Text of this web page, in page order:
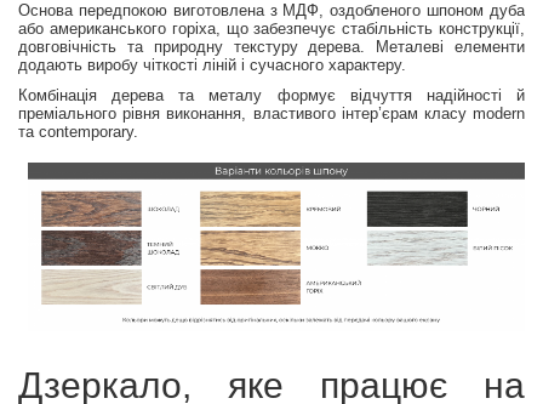
Основа передпокою виготовлена з МДФ, оздобленого шпоном дуба
або американського горіха, що забезпечує стабільність конструкції,
довговічність та природну текстуру дерева. Металеві елементи
додають виробу чіткості ліній і сучасного характеру.
Комбінація дерева та металу формує відчуття надійності й
преміального рівня виконання, властивого інтер’єрам класу modern
та contemporary.
Дзеркало, яке працює на